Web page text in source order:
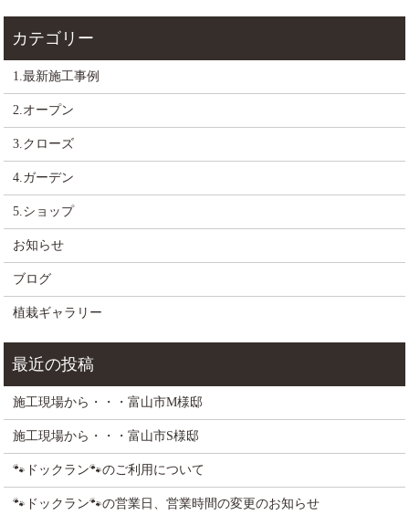
1.最新施工事例
2.オープン
3.クローズ
4.ガーデン
5.ショップ
お知らせ
ブログ
植栽ギャラリー
施工現場から・・・富山市M様邸
施工現場から・・・富山市S様邸
🐾ドックラン🐾のご利用について
🐾ドックラン🐾の営業日、営業時間の変更のお知らせ